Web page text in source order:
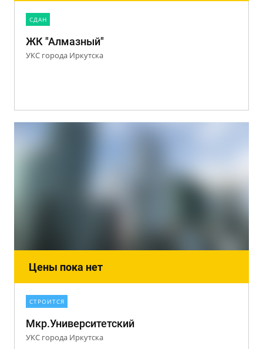
CДАН
ЖК "Алмазный"
УКС города Иркутска
Цены пока нет
СТРОИТСЯ
Мкр.Университетский
УКС города Иркутска